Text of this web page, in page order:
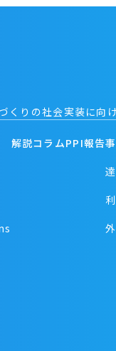
りの社会実装に向
解説コラムPPI報告